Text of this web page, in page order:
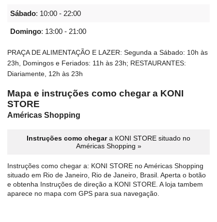
Sábado: 10:00 - 22:00
Domingo: 13:00 - 21:00
PRAÇA DE ALIMENTAÇÃO E LAZER: Segunda a Sábado: 10h às
23h, Domingos e Feriados: 11h às 23h; RESTAURANTES:
Diariamente, 12h às 23h
Mapa e instruções como chegar a KONI
STORE
Américas Shopping
Instruções como chegara KONI STORE situado no
Américas Shopping »
Instruções como chegar a: KONI STORE no Américas Shopping
situado em Rio de Janeiro, Rio de Janeiro, Brasil. Aperta o botão
e obtenha Instruções de direção a KONI STORE. A loja tambem
aparece no mapa com GPS para sua navegação.